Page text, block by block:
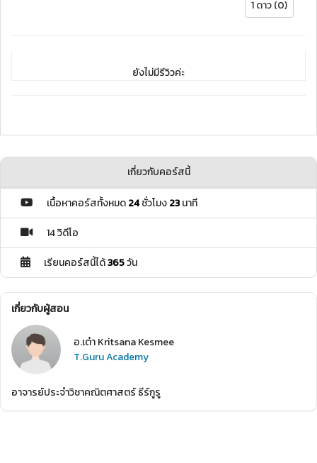
1 ดาว (0)
ยังไม่มีรีวิวค่ะ
เกี่ยวกับคอร์สนี้
เนื้อหาคอร์สทั้งหมด24ชั่วโมง23นาที
14 วิดีโอ
เรียนคอร์สนี้ได้365วัน
เกี่ยวกับผู้สอน
อ.เต๋า Kritsana Kesmee
T.Guru Academy
อาจารย์ประจำวิชาคณิตศาสตร์ ธีร์กูรู